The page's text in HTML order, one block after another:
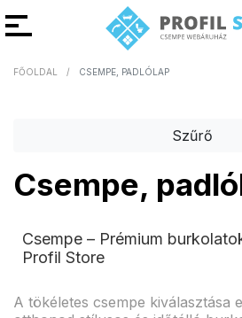
FŐOLDAL CSEMPE, PADLÓLAP
Szűrő
Csempe,
Csempe – Prémium
Profil Store
A tökéletes csempe kiválasztása